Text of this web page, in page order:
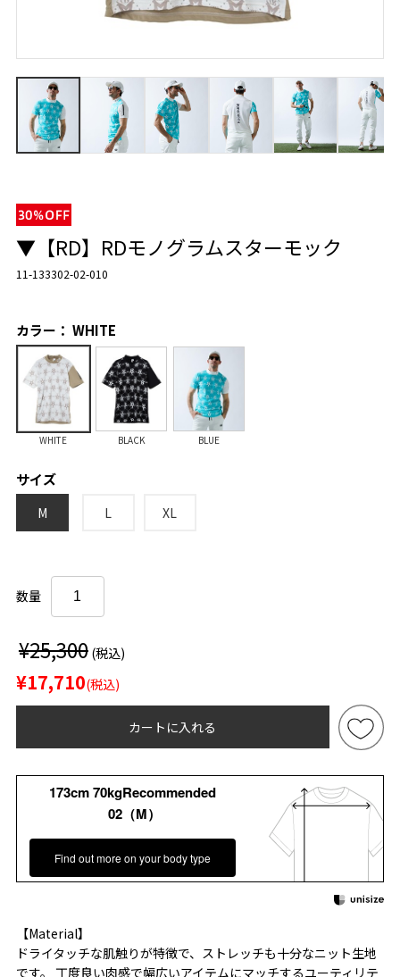
▼【RD】RDモノグラムスターモック
11-133302-02-010
カラー： WHITE
WHITE BLACK BLUE
サイズ
M L XL
数量
¥25,300 (税込)
¥17,710(税込)
カートに入れる
173cm 70kgRecommended
02（M）
Find out more on your body type
【Material】
ドライタッチな肌触りが特徴で、ストレッチも十分なニット生地
です。 丁度良い肉感で幅広いアイテムにマッチするユーティリテ